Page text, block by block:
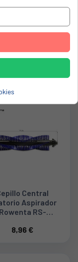
ZR900301
Central
Aspirador
Rowenta RS-
RS2230001058
8,96 €